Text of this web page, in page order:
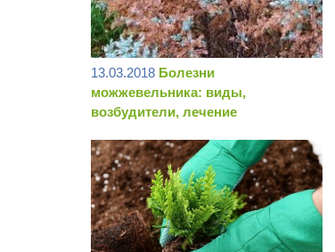
13.03.2018 Болезни
можжевельника: виды,
возбудители, лечение